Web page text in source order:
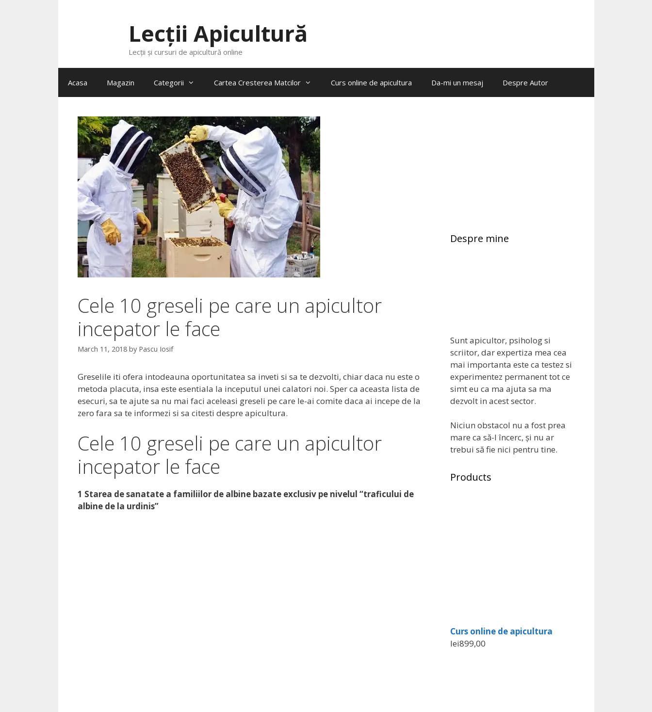
Lecții Apicultură
Lecții și cursuri de apicultură online
Acasa Magazin Categorii Cartea Cresterea Matcilor Curs online de apicultura Da-mi un mesaj Despre Autor
Cele 10 greseli pe care un apicultor
incepator le face
March 11, 2018 by Pascu Iosif
Greselile iti ofera intodeauna oportunitatea sa inveti si sa te dezvolti, chiar daca nu este o
metoda placuta, insa este esentiala la inceputul unei calatori noi. Sper ca aceasta lista de
esecuri, sa te ajute sa nu mai faci aceleasi greseli pe care le-ai comite daca ai incepe de la
zero fara sa te informezi si sa citesti despre apicultura.
Cele 10 greseli pe care un apicultor
incepator le face
1 Starea de sanatate a familiilor de albine bazate exclusiv pe nivelul “traficului de
albine de la urdinis”
Despre mine
Sunt apicultor, psiholog si
scriitor, dar expertiza mea cea
mai importanta este ca testez si
experimentez permanent tot ce
simt eu ca ma ajuta sa ma
dezvolt in acest sector.
Niciun obstacol nu a fost prea
mare ca să-l încerc, și nu ar
trebui să fie nici pentru tine.
Products
Curs online de apicultura
lei899,00